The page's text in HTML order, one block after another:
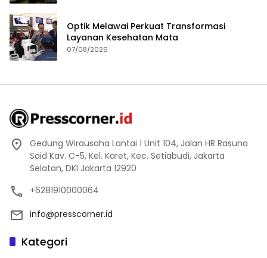
Optik Melawai Perkuat Transformasi
Layanan Kesehatan Mata
07/08/2026
Gedung Wirausaha Lantai 1 Unit 104, Jalan HR Rasuna
Said Kav. C-5, Kel. Karet, Kec. Setiabudi, Jakarta
Selatan, DKI Jakarta 12920
+6281910000064
info@presscorner.id
Kategori